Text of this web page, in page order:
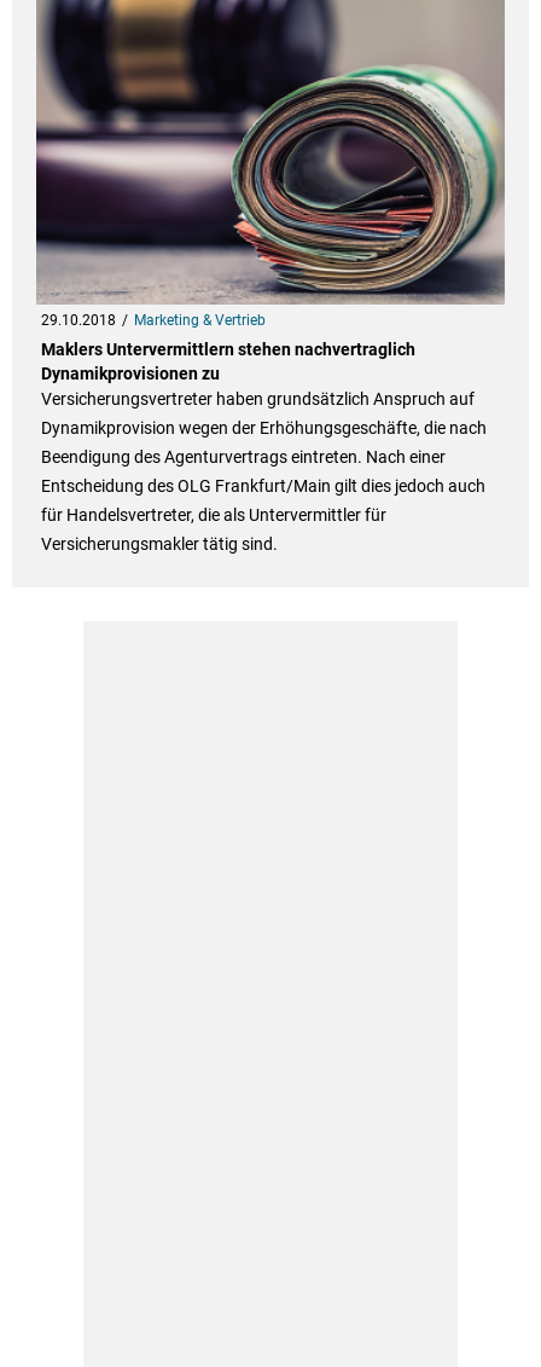
29.10.2018 Marketing & Vertrieb
Maklers Untervermittlern stehen nachvertraglich
Dynamikprovisionen zu
Versicherungsvertreter haben grundsätzlich Anspruch auf
Dynamikprovision wegen der Erhöhungsgeschäfte, die nach
Beendigung des Agenturvertrags eintreten. Nach einer
Entscheidung des OLG Frankfurt/Main gilt dies jedoch auch
für Handelsvertreter, die als Untervermittler für
Versicherungsmakler tätig sind.